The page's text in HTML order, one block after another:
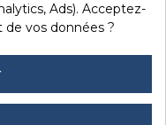
Ads). Acceptez-
vos données ?